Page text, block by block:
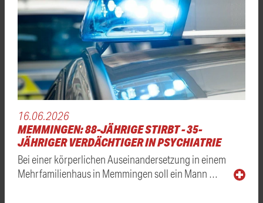
16.06.2026
MEMMINGEN: 88-JÄHRIGE STIRBT - 35-
JÄHRIGER VERDÄCHTIGER IN PSYCHIATRIE
Bei einer körperlichen Auseinandersetzung in einem
Mehrfamilienhaus in Memmingen soll ein Mann …